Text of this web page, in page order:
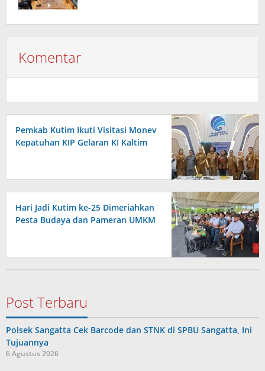
Komentar
Pemkab Kutim Ikuti Visitasi Monev
Kepatuhan KIP Gelaran KI Kaltim
Hari Jadi Kutim ke-25 Dimeriahkan
Pesta Budaya dan Pameran UMKM
Post Terbaru
Polsek Sangatta Cek Barcode dan STNK di SPBU Sangatta, Ini
Tujuannya
6 Agustus 2026